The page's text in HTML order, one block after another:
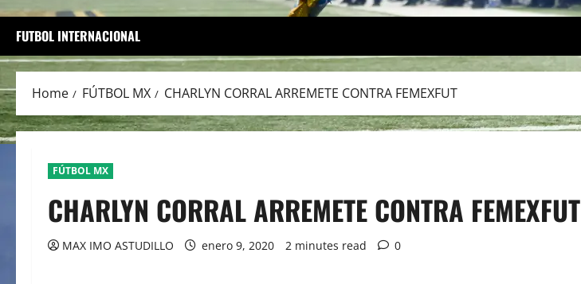
FUTBOL INTERNACIONAL
Home FÚTBOL MX CHARLYN CORRAL ARREMETE CONTRA FEMEXFUT
FÚTBOL MX
CHARLYN CORRAL ARREMETE CONTRA FEMEXFUT
MAX IMO ASTUDILLO enero 9, 2020 2 minutes read 0